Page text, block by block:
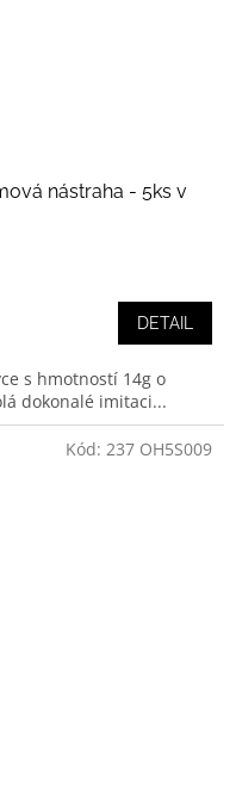
nástraha - 5ks v
DETAIL
s hmotností 14g o
dokonalé imitaci...
Kód: 237 OH5S009